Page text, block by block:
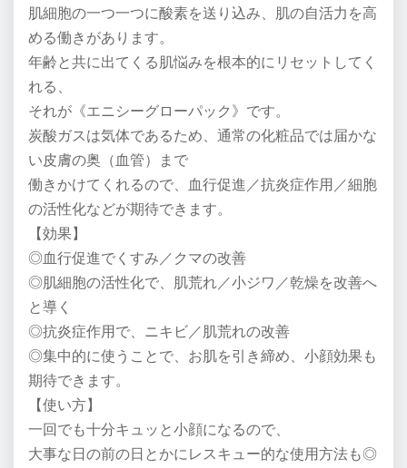
肌細胞の一つ一つに酸素を送り込み、肌の自活力を高
める働きがあります。
年齢と共に出てくる肌悩みを根本的にリセットしてく
れる、
それが《エニシーグローパック》です。
炭酸ガスは気体であるため、通常の化粧品では届かな
い皮膚の奥（血管）まで
働きかけてくれるので、血行促進／抗炎症作用／細胞
の活性化などが期待できます。
【効果】
◎血行促進でくすみ／クマの改善
◎肌細胞の活性化で、肌荒れ／小ジワ／乾燥を改善へ
と導く
◎抗炎症作用で、ニキビ／肌荒れの改善
◎集中的に使うことで、お肌を引き締め、小顔効果も
期待できます。
【使い方】
一回でも十分キュッと小顔になるので、
大事な日の前の日とかにレスキュー的な使用方法も◎